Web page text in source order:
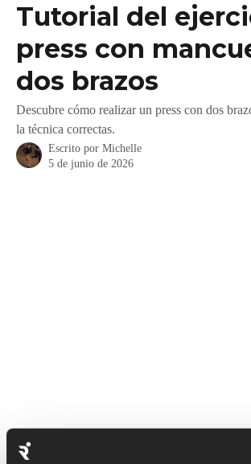
Tutorial del
press con
dos brazos
Descubre cómo realizar un press con dos
la técnica correctas.
Escrito por Michelle
5 de junio de 2026
El Double Arm Clean and Press trabaja una
músculos, incluyendo los isquiotibiales,